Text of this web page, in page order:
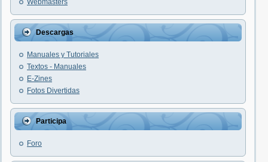
Webmasters
Descargas
Manuales y Tutoriales
Textos - Manuales
E-Zines
Fotos Divertidas
Participa
Foro